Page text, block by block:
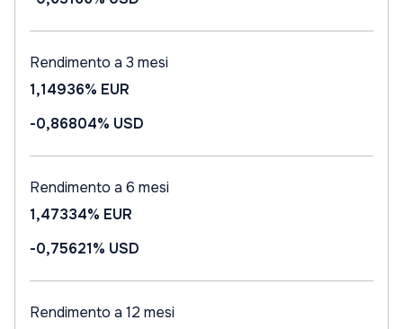
Rendimento a 3 mesi
1,14936% EUR
-0,86804% USD
Rendimento a 6 mesi
1,47334% EUR
-0,75621% USD
Rendimento a 12 mesi